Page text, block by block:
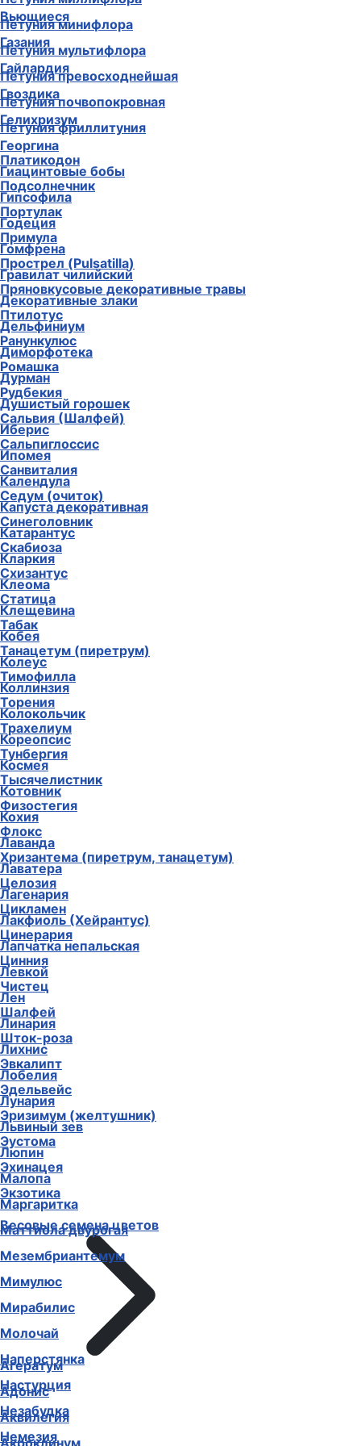
Петуния минифлора
Петуния мультифлора
Петуния превосходнейшая
Петуния почвопокровная
Петуния фриллитуния
Платикодон
Подсолнечник
Портулак
Примула
Прострел (Pulsatilla)
Пряновкусовые декоративные травы
Птилотус
Ранункулюс
Ромашка
Рудбекия
Сальвия (Шалфей)
Сальпиглоссис
Санвиталия
Седум (очиток)
Синеголовник
Скабиоза
Схизантус
Статица
Табак
Танацетум (пиретрум)
Тимофилла
Торения
Трахелиум
Тунбергия
Тысячелистник
Физостегия
Флокс
Хризантема (пиретрум, танацетум)
Целозия
Цикламен
Цинерария
Цинния
Чистец
Шалфей
Шток-роза
Эвкалипт
Эдельвейс
Эризимум (желтушник)
Эустома
Эхинацея
Экзотика
Весовые семена цветов
Агератум
Адонис
Аквилегия
Акроклинум
Вьюнок
Вьющиеся
Газания
Гайлардия
Гвоздика
Гелихризум
Георгина
Гиацинтовые бобы
Гипсофила
Годеция
Гомфрена
Гравилат чилийский
Декоративные злаки
Дельфиниум
Диморфотека
Дурман
Душистый горошек
Иберис
Ипомея
Календула
Капуста декоративная
Катарантус
Кларкия
Клеома
Клещевина
Кобея
Колеус
Коллинзия
Колокольчик
Кореопсис
Космея
Котовник
Кохия
Лаванда
Лаватера
Лагенария
Лакфиоль (Хейрантус)
Лапчатка непальская
Левкой
Лен
Линария
Лихнис
Лобелия
Лунария
Львиный зев
Люпин
Малопа
Маргаритка
Маттиола двурогая
Мезембриантемум
Мимулюс
Мирабилис
Молочай
Наперстянка
Настурция
Незабудка